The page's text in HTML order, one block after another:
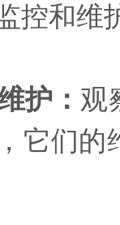
控和维
护 ： 观
它们